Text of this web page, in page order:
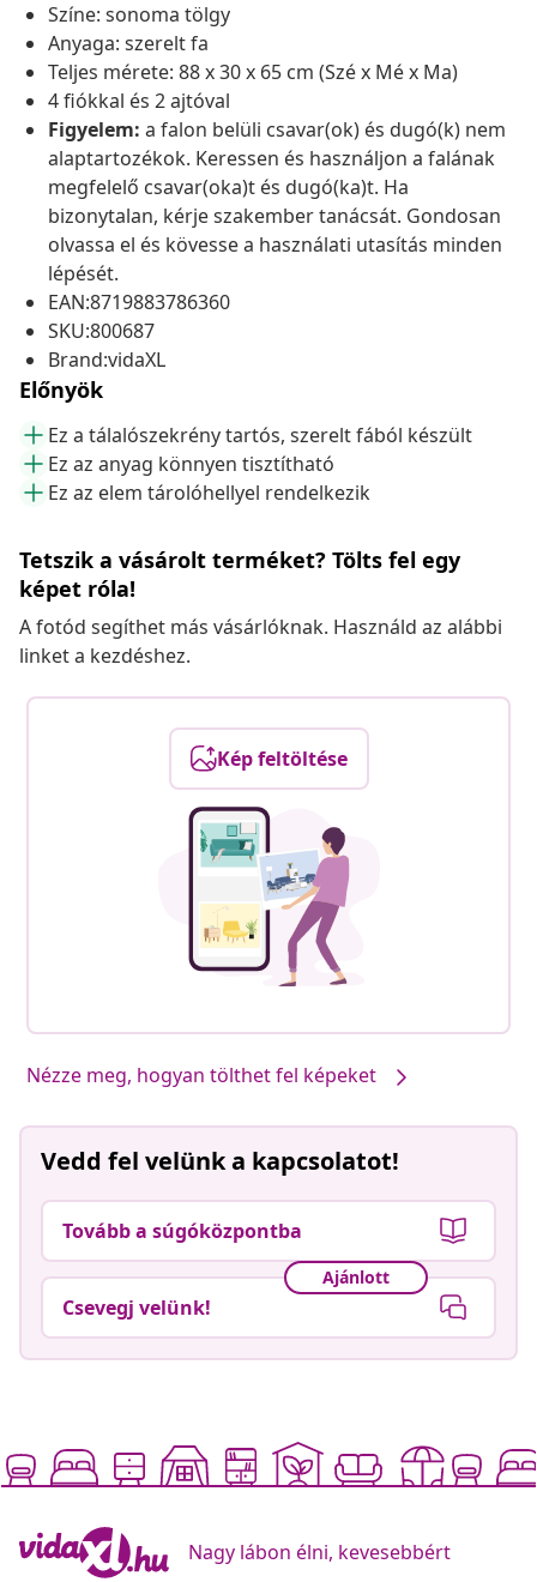
Színe: sonoma tölgy
Anyaga: szerelt fa
Teljes mérete: 88 x 30 x 65 cm (Szé x Mé x Ma)
4 fiókkal és 2 ajtóval
Figyelem: a falon belüli csavar(ok) és dugó(k) nem
alaptartozékok. Keressen és használjon a falának
megfelelő csavar(oka)t és dugó(ka)t. Ha
bizonytalan, kérje szakember tanácsát. Gondosan
olvassa el és kövesse a használati utasítás minden
lépését.
EAN:8719883786360
SKU:800687
Brand:vidaXL
Előnyök
Ez a tálalószekrény tartós, szerelt fából készült
Ez az anyag könnyen tisztítható
Ez az elem tárolóhellyel rendelkezik
Tetszik a vásárolt terméket? Tölts fel egy
képet róla!
A fotód segíthet más vásárlóknak. Használd az alábbi
linket a kezdéshez.
Kép feltöltése
Nézze meg, hogyan tölthet fel képeket
Vedd fel velünk a kapcsolatot!
Tovább a súgóközpontba
Ajánlott
Csevegj velünk!
Nagy lábon élni, kevesebbért